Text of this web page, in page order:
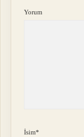
Yorum
İsim*